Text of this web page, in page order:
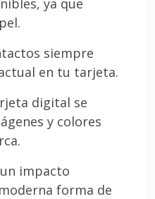
ya que
siempre
en tu tarjeta.
digital se
y colores
impacto
forma de